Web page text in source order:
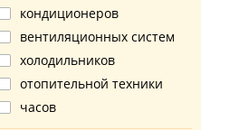
кондиционеров
вентиляционных систем
холодильников
отопительной техники
часов